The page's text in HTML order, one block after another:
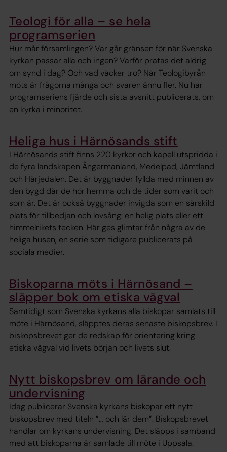
Teologi för alla – se hela
programserien
Hur mår församlingen? Var går gränsen för när Svenska
kyrkan passar alla och ingen? Varför pratas det aldrig
om synd i dag? Och vad väcker tro? När Teologibyrån
möts är frågorna många och svaren ännu fler. Nu har
programseriens fjärde och sista avsnitt publicerats, om
en kyrka i minoritet.
Heliga hus i Härnösands stift
I Härnösands stift finns 220 kyrkor och kapell utspridda i
de fyra landskapen Ångermanland, Medelpad, Jämtland
och Härjedalen. Det är byggnader fyllda med minnen av
den bygd där de hör hemma och de tider som varit och
som är. Det är också byggnader invigda som en särskild
plats för tillbedjan och lovsång: en helig plats eller ett
himmelrikets tecken. Här ges glimtar från några av de
heliga husen, en serie som tidigare publicerats på
sociala medier.
Biskoparna möts i Härnösand –
släpper bok om etiska vägval
Samtidigt som Svenska kyrkans alla biskopar samlats till
möte i Härnösand, släpptes deras senaste biskopsbrev. I
biskopsbrevet ger de redskap för orientering kring
etiska vägval vid livets början och livets slut.
Nytt biskopsbrev om lärande och
undervisning
Idag publicerar Svenska kyrkans biskopar ett nytt
biskopsbrev med titeln ”… och lär dem”. Biskopsbrevet
handlar om kyrkans undervisning. Det släpps i samband
med att biskoparna är samlade till möte i Uppsala.